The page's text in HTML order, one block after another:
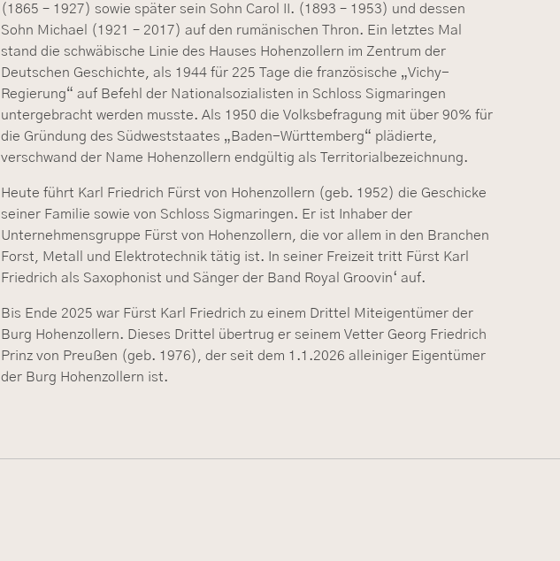
(1865 – 1927) sowie später sein Sohn Carol II. (1893 – 1953) und dessen
Sohn Michael (1921 – 2017) auf den rumänischen Thron. Ein letztes Mal
stand die schwäbische Linie des Hauses Hohenzollern im Zentrum der
Deutschen Geschichte, als 1944 für 225 Tage die französische „Vichy-
Regierung“ auf Befehl der Nationalsozialisten in Schloss Sigmaringen
untergebracht werden musste. Als 1950 die Volksbefragung mit über 90% für
die Gründung des Südweststaates „Baden-Württemberg“ plädierte,
verschwand der Name Hohenzollern endgültig als Territorialbezeichnung.
Heute führt Karl Friedrich Fürst von Hohenzollern (geb. 1952) die Geschicke
seiner Familie sowie von Schloss Sigmaringen. Er ist Inhaber der
Unternehmensgruppe Fürst von Hohenzollern, die vor allem in den Branchen
Forst, Metall und Elektrotechnik tätig ist. In seiner Freizeit tritt Fürst Karl
Friedrich als Saxophonist und Sänger der Band Royal Groovin‘ auf.
Bis Ende 2025 war Fürst Karl Friedrich zu einem Drittel Miteigentümer der
Burg Hohenzollern. Dieses Drittel übertrug er seinem Vetter Georg Friedrich
Prinz von Preußen (geb. 1976), der seit dem 1.1.2026 alleiniger Eigentümer
der Burg Hohenzollern ist.